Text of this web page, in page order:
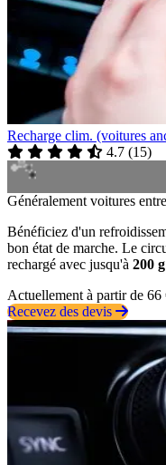
Recharge clim. (voitures
4.7 (15)
Généralement voitures
Bénéficiez d'un
bon état de marche. Le
rechargé avec jusqu'à 200 g
Actuellement à partir de 66
Recevez des devis